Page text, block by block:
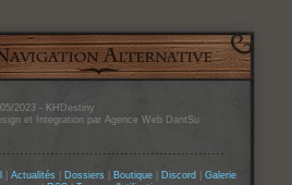
2023 - KHDestiny
et Integration par Agence Web DantSu
Actualités Dossiers| Boutique| Discord
Galerie